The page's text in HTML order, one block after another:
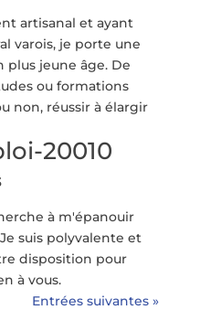
artisanal et ayant
varois, je porte une
plus jeune âge. De
ou formations
non, réussir à élargir
20010
à m'épanouir
suis polyvalente et
disposition pour
à vous.
Entrées suivantes »